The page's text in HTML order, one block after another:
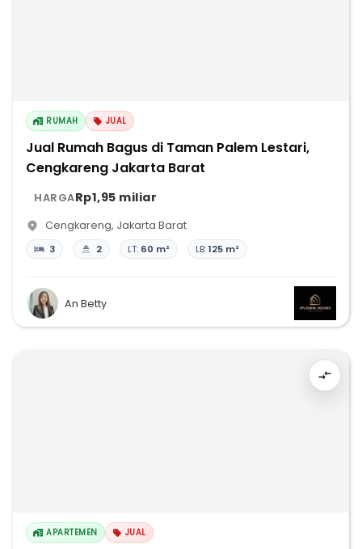
RUMAH JUAL
Jual Rumah Bagus di Taman Palem Lestari,
Cengkareng Jakarta Barat
HARGARp1,95 miliar
Cengkareng, Jakarta Barat
3 2 LT: 60 m² LB:125 m²
An Betty
APARTEMEN JUAL